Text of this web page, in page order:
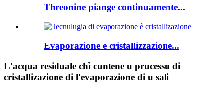
Threonine piange continuamente...
Evaporazione e cristallizzazione...
L'acqua residuale chì cuntene u prucessu di
cristallizazione di l'evaporazione di u sali